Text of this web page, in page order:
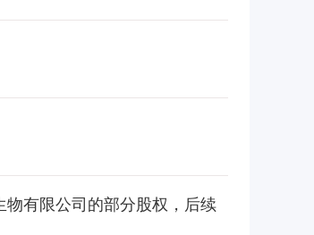
有限公司的部分股权，后续